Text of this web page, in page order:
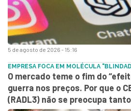
5 de agosto de 2026 - 15:16
EMPRESA FOCA EM MOLÉCULA
O mercado teme o fim do
guerra nos preços. Por que o
(RADL3) não se preocupa